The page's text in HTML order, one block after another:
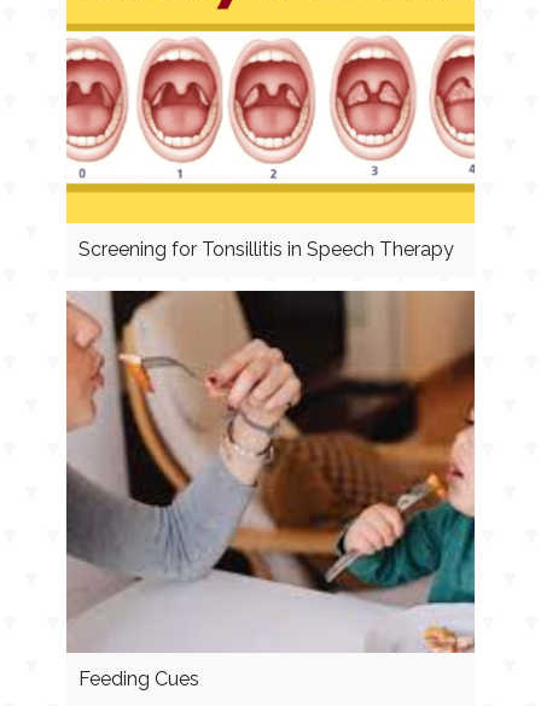
Screening for Tonsillitis in Speech Therapy
Feeding Cues